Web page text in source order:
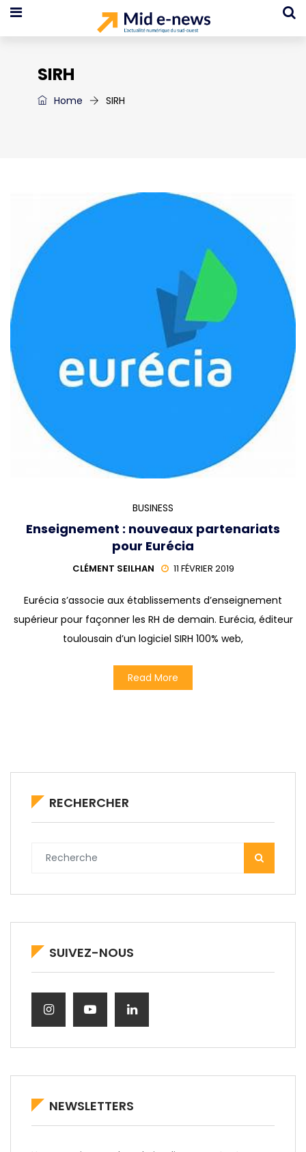
SIRH
Home SIRH
BUSINESS
Enseignement : nouveaux partenariats
pour Eurécia
CLÉMENT SEILHAN 11 FÉVRIER 2019
Eurécia s’associe aux établissements d’enseignement
supérieur pour façonner les RH de demain. Eurécia, éditeur
toulousain d’un logiciel SIRH 100% web,
Read More
RECHERCHER
SUIVEZ-NOUS
NEWSLETTERS